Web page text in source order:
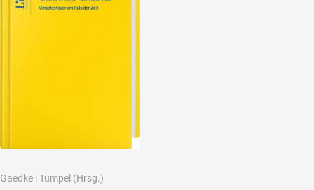
Gaedke | Tumpel (Hrsg.)